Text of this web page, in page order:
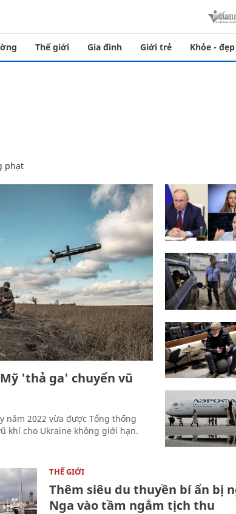
Thế giới Gia đình Giới trẻ Khỏe - đẹp
phạt
'thả ga' chuyển vũ
năm 2022 vừa được Tổng thống
khí cho Ukraine không giới hạn.
THẾ GIỚI
Thêm siêu du thuyền bí ẩn bị
Nga vào tầm ngắm tịch thu